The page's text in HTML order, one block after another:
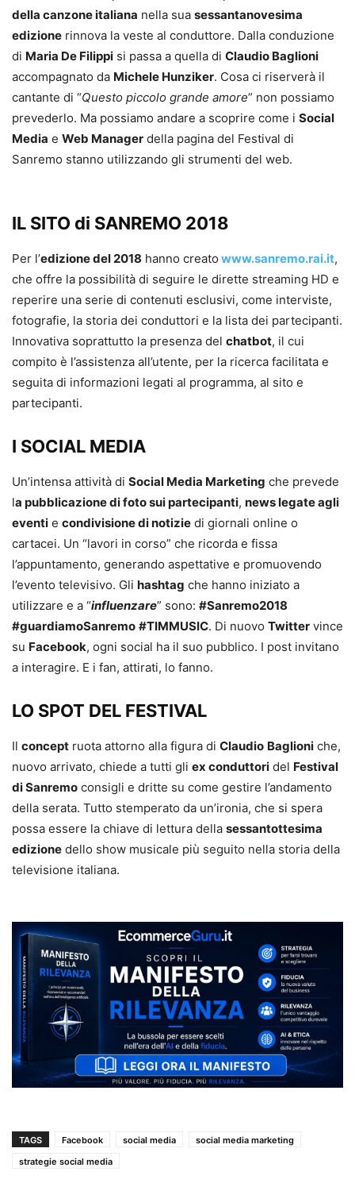
della canzone italiana nella sua sessantanovesima
edizione rinnova la veste al conduttore. Dalla conduzione
di Maria De Filippi si passa a quella di Claudio Baglioni
accompagnato da Michele Hunziker. Cosa ci riserverà il
cantante di “Questo piccolo grande amore” non possiamo
prevederlo. Ma possiamo andare a scoprire come i Social
Media e Web Manager della pagina del Festival di
Sanremo stanno utilizzando gli strumenti del web.
IL SITO di SANREMO 2018
Per l’edizione del 2018 hanno creato www.sanremo.rai.it,
che offre la possibilità di seguire le dirette streaming HD e
reperire una serie di contenuti esclusivi, come interviste,
fotografie, la storia dei conduttori e la lista dei partecipanti.
Innovativa soprattutto la presenza del chatbot, il cui
compito è l’assistenza all’utente, per la ricerca facilitata e
seguita di informazioni legati al programma, al sito e
partecipanti.
I SOCIAL MEDIA
Un’intensa attività di Social Media Marketing che prevede
la pubblicazione di foto sui partecipanti, news legate agli
eventi e condivisione di notizie di giornali online o
cartacei. Un “lavori in corso” che ricorda e fissa
l’appuntamento, generando aspettative e promuovendo
l’evento televisivo. Gli hashtag che hanno iniziato a
utilizzare e a “influenzare” sono: #Sanremo2018
#guardiamoSanremo #TIMMUSIC. Di nuovo Twitter vince
su Facebook, ogni social ha il suo pubblico. I post invitano
a interagire. E i fan, attirati, lo fanno.
LO SPOT DEL FESTIVAL
Il concept ruota attorno alla figura di Claudio Baglioni che,
nuovo arrivato, chiede a tutti gli ex conduttori del Festival
di Sanremo consigli e dritte su come gestire l’andamento
della serata. Tutto stemperato da un’ironia, che si spera
possa essere la chiave di lettura della sessantottesima
edizione dello show musicale più seguito nella storia della
televisione italiana.
TAGS Facebook social media
social media marketing
strategie social media